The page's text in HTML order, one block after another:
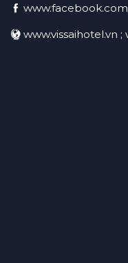
www.vissaihotel.vn